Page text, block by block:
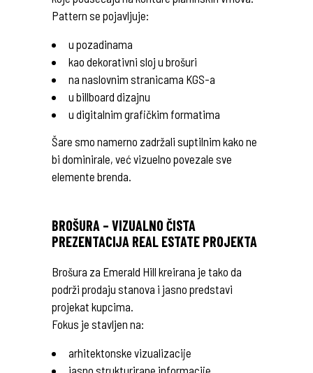
Pattern se pojavljuje:
u pozadinama
kao dekorativni sloj u brošuri
na naslovnim stranicama KGS-a
u billboard dizajnu
u digitalnim grafičkim formatima
Šare smo namerno zadržali suptilnim kako ne
bi dominirale, već vizuelno povezale sve
elemente brenda.
BROŠURA – VIZUALNO ČISTA
PREZENTACIJA REAL ESTATE PROJEKTA
Brošura za Emerald Hill kreirana je tako da
podrži prodaju stanova i jasno predstavi
projekat kupcima.
Fokus je stavljen na:
arhitektonske vizualizacije